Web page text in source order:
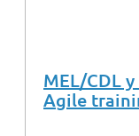
MEL/CDL
Agile